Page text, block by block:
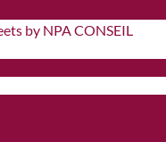
by NPA CONSEIL